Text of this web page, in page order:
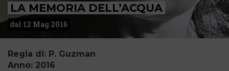
LA MEMORIA DELL’ACQUA
dal 12 Mag 2016
Regia di: P. Guzman
Anno: 2016